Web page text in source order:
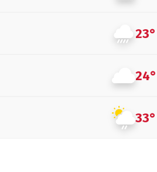
23°
24°
33°